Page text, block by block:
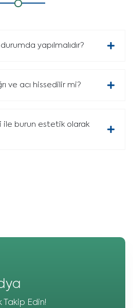
yapılmalıdır?
ve acı hissedilir mi?
ile burun estetik olarak
Takip Edin!